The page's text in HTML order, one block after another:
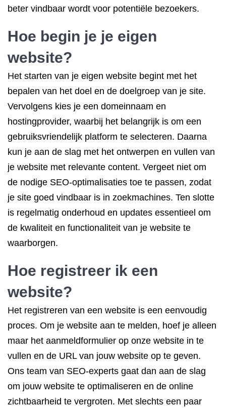
beter vindbaar wordt voor potentiële bezoekers.
Hoe begin je je eigen
website?
Het starten van je eigen website begint met het
bepalen van het doel en de doelgroep van je site.
Vervolgens kies je een domeinnaam en
hostingprovider, waarbij het belangrijk is om een
gebruiksvriendelijk platform te selecteren. Daarna
kun je aan de slag met het ontwerpen en vullen van
je website met relevante content. Vergeet niet om
de nodige SEO-optimalisaties toe te passen, zodat
je site goed vindbaar is in zoekmachines. Ten slotte
is regelmatig onderhoud en updates essentieel om
de kwaliteit en functionaliteit van je website te
waarborgen.
Hoe registreer ik een
website?
Het registreren van een website is een eenvoudig
proces. Om je website aan te melden, hoef je alleen
maar het aanmeldformulier op onze website in te
vullen en de URL van jouw website op te geven.
Ons team van SEO-experts gaat dan aan de slag
om jouw website te optimaliseren en de online
zichtbaarheid te vergroten. Met slechts een paar